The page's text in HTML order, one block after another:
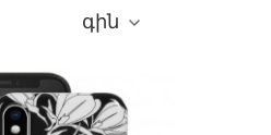
գին